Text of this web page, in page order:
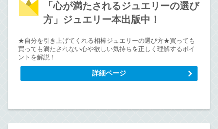
「心が満たされるジュエリーの選び
方」ジュエリー本出版中！
★自分を引き上げてくれる相棒ジュエリーの選び方★買っても
買っても満たされない心や欲しい気持ちを正しく理解するポイ
ントを解説！
詳細ページ